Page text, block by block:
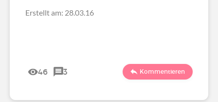
Erstellt am: 28.03.16
46 3 Kommentieren